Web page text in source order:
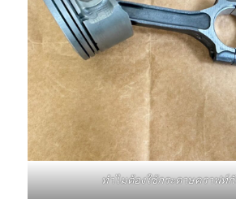
ทำไมต้องใช้กระดาษคราฟท์